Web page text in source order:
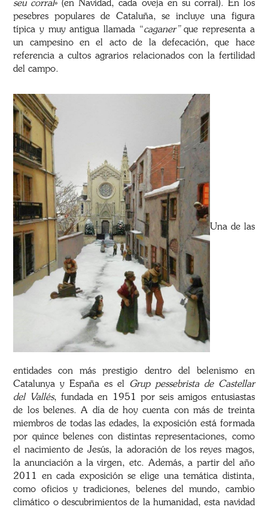
seu corral» (en Navidad, cada oveja en su corral). En los
pesebres populares de Cataluña, se incluye una figura
típica y muy antigua llamada “caganer”que representa a
un campesino en el acto de la defecación, que hace
referencia a cultos agrarios relacionados con la fertilidad
del campo.
Una de las
entidades con más prestigio dentro del belenismo en
Catalunya y España es el Grup pessebrista de Castellar
del Vallés, fundada en 1951 por seis amigos entusiastas
de los belenes. A día de hoy cuenta con más de treinta
miembros de todas las edades, la exposición está formada
por quince belenes con distintas representaciones, como
el nacimiento de Jesús, la adoración de los reyes magos,
la anunciación a la virgen, etc. Además, a partir del año
2011 en cada exposición se elige una temática distinta,
como oficios y tradiciones, belenes del mundo, cambio
climático o descubrimientos de la humanidad, esta navidad